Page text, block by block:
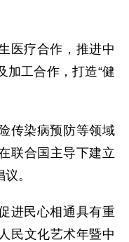
医疗合作，推进中
加工合作，打造“健
传染病预防等领域
联合国主导下建立
。
进民心相通具有重
民文化艺术年暨中